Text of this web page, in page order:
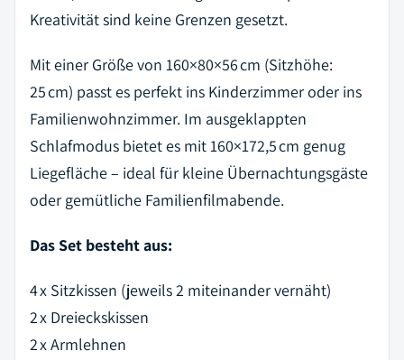
Kreativität sind keine Grenzen gesetzt.
Mit einer Größe von 160×80×56 cm (Sitzhöhe:
25 cm) passt es perfekt ins Kinderzimmer oder ins
Familienwohnzimmer. Im ausgeklappten
Schlafmodus bietet es mit160×172,5 cm genug
Liegefläche – ideal für kleine Übernachtungsgäste
oder gemütliche Familienfilmabende.
Das Set besteht aus:
4 x Sitzkissen (jeweils 2 miteinander vernäht)
2 x Dreieckskissen
2 x Armlehnen